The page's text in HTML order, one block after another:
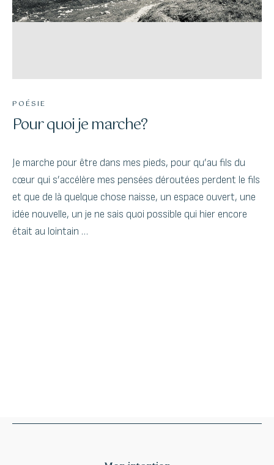
POÉSIE
Pour quoi je marche?
Je marche pour être dans mes pieds, pour qu’au fils du
cœur qui s’accélère mes pensées déroutées perdent le fils
et que de là quelque chose naisse, un espace ouvert, une
idée nouvelle, un je ne sais quoi possible qui hier encore
était au lointain …
The success of Yoga does not lie in the ability to perform
our life and our relationships.